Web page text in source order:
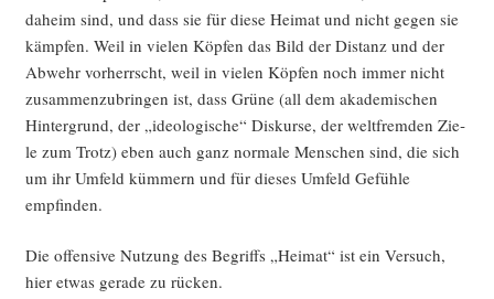
daheim sind, und dass sie für die­se Hei­mat und nicht gegen sie
kämp­fen. Weil in vie­len Köp­fen das Bild der Distanz und der
Abwehr vor­herrscht, weil in vie­len Köp­fen noch immer nicht
zusam­men­zu­brin­gen ist, dass Grü­ne (all dem aka­de­mi­schen
Hin­ter­grund, der „ideo­lo­gi­sche“ Dis­kur­se, der welt­frem­den Zie­
le zum Trotz) eben auch ganz nor­ma­le Men­schen sind, die sich
um ihr Umfeld küm­mern und für die­ses Umfeld Gefüh­le
empfinden.
Die offen­si­ve Nut­zung des Begriffs „Hei­mat“ ist ein Ver­such,
hier etwas gera­de zu rücken.